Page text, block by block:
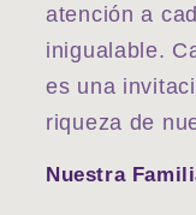
atención a
inigualable.
es una
riqueza de
Nuestra